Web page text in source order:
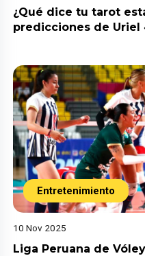
¿Qué dice tu tarot
predicciones de Uriel
Entretenimiento
10 Nov 2025
Liga Peruana de